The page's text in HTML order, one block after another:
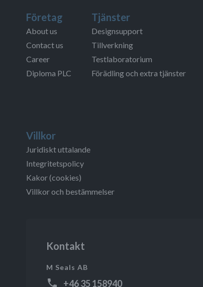
Företag
About us
Contact us
Career
Diploma PLC
Tjänster
Designsupport
Tillverkning
Testlaboratorium
Förädling och extra tjänster
Villkor
Juridiskt uttalande
Integritetspolicy
Kakor (cookies)
Villkor och bestämmelser
Kontakt
M Seals AB
+46 35 158940